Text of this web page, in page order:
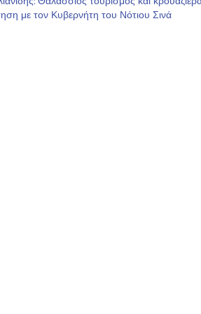
με τον Κυβερνήτη του Νότιου Σινά